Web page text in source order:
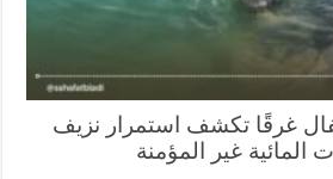
4 أطفال غرقًا تكشف استمرار نزيف
غير المؤمنة